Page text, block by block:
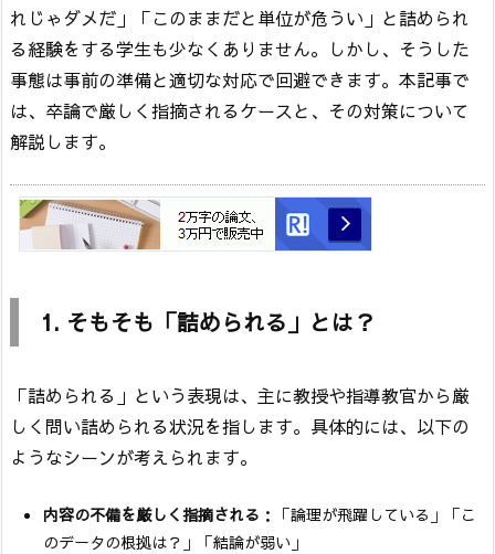
れじゃダメだ」「このままだと単位が危うい」と詰められ
る経験をする学生も少なくありません。しかし、そうした
事態は事前の準備と適切な対応で回避できます。本記事で
は、卒論で厳しく指摘されるケースと、その対策について
解説します。
1. そもそも「詰められる」とは？
「詰められる」という表現は、主に教授や指導教官から厳
しく問い詰められる状況を指します。具体的には、以下の
ようなシーンが考えられます。
内容の不備を厳しく指摘される ：「論理が飛躍している」「こ
のデータの根拠は？」「結論が弱い」